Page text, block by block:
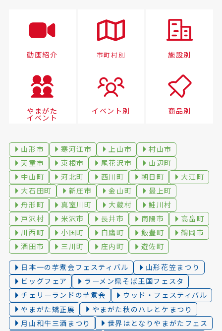
動画紹介 市町村別 施設別
やまがた
イベント
イベント別 商品別
山形市 寒河江市 上山市
村山市
天童市
東根市 尾花沢市
山辺町
中山町
河北町 西川町 朝日町
大江町
大石田町
新庄市 金山町
最上町
舟形町
真室川町 大蔵村
鮭川村
戸沢村
米沢市 長井市 南陽市
高畠町
川西町
小国町 白鷹町 飯豊町
鶴岡市
酒田市
三川町 庄内町 遊佐町
日本一の芋煮会フェスティバル
山形花笠まつり
ビッグフェア
ラーメン県そば王国フェスタ
チェリーランドの芋煮会
ウッド・フェスティバル
やまがた矯正展
やまがた秋のハレとケまつり
月山和牛三酒まつり
世界はとなりやまがたフェス